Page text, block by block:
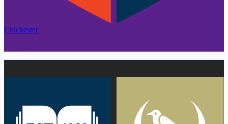
Chichester